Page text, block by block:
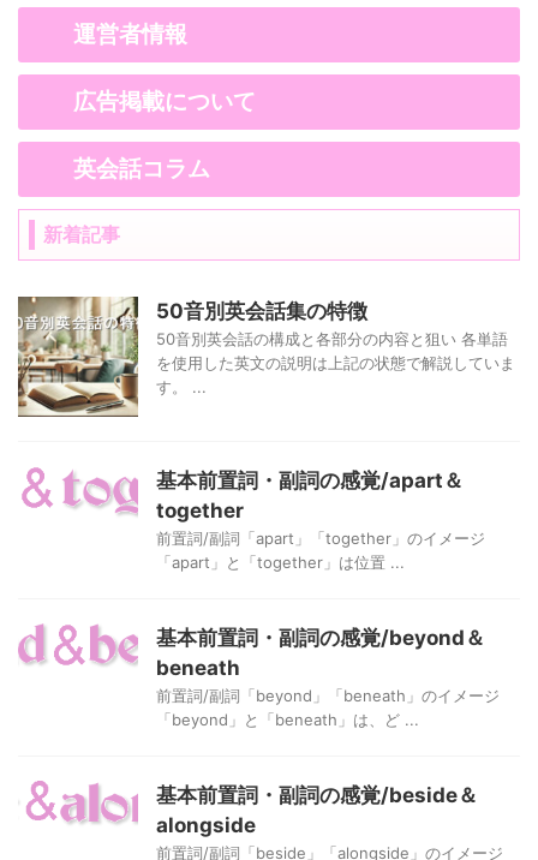
運営者情報
広告掲載について
英会話コラム
新着記事
50音別英会話集の特徴
50音別英会話の構成と各部分の内容と狙い 各単語
を使用した英文の説明は上記の状態で解説していま
す。 ...
基本前置詞・副詞の感覚/apart＆
together
前置詞/副詞「apart」「together」のイメージ
「apart」と「together」は位置 ...
基本前置詞・副詞の感覚/beyond＆
beneath
前置詞/副詞「beyond」「beneath」のイメージ
「beyond」と「beneath」は、ど ...
基本前置詞・副詞の感覚/beside＆
alongside
前置詞/副詞「beside」「alongside」のイメージ